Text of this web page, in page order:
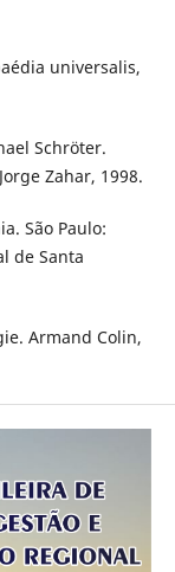
universalis,
Schröter.
Zahar, 1998.
São Paulo:
de Santa
Armand Colin,